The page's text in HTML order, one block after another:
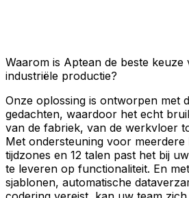
Waarom is Aptean de beste keuze
industriële productie?
Onze oplossing is ontworpen met
gedachten, waardoor het echt
van de fabriek, van de werkvloer
Met ondersteuning voor meerdere
tijdzones en 12 talen past het bij
te leveren op functionaliteit. En
sjablonen, automatische